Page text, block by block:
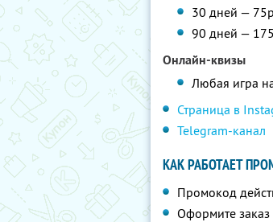
30 дней —
90 дней —
Онлайн-квизы
Любая игра
Страница в
Telegram-канал
КАК РАБОТАЕТ
Промокод
Оформите заказ